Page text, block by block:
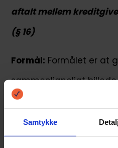
Samtykke
aftalt mellem
(§ 16)
Formål: Formålet er at
sammenligneligt
årligt, så de kan træffe
sammenligne
gennemsigtig måde.